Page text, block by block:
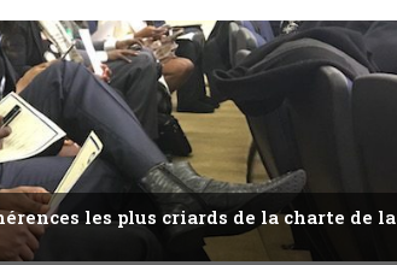
les plus criards de la charte de la